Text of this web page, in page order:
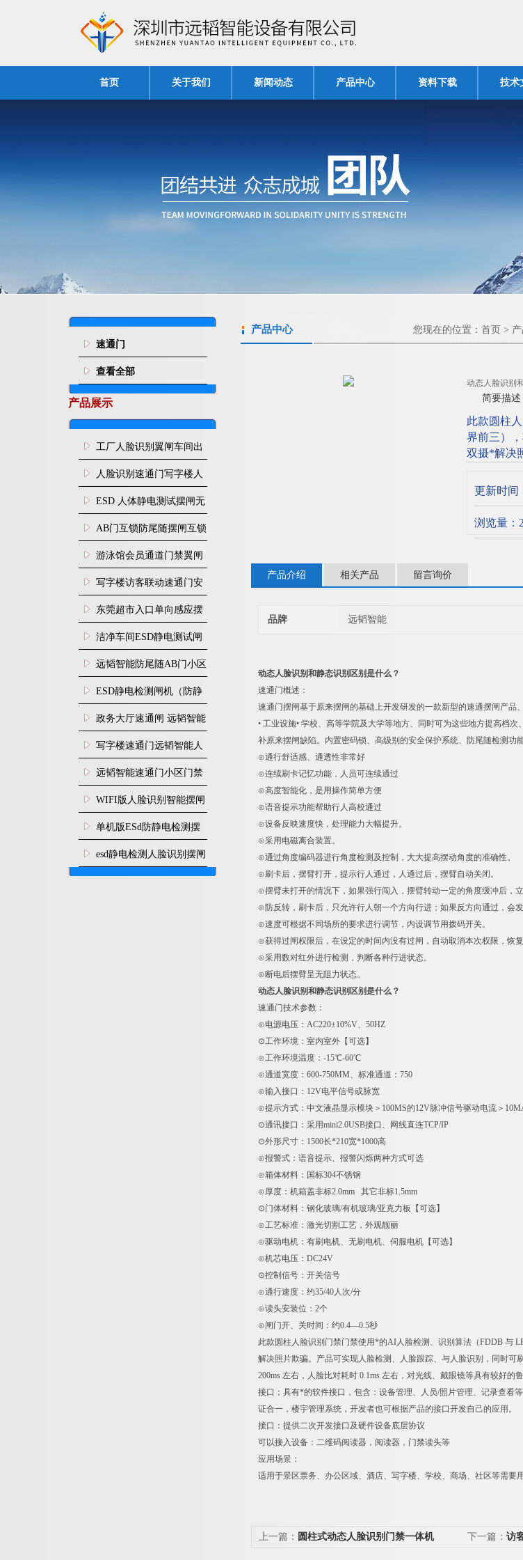
首页 关于我们 新闻动态 产品中心 资料下载 技术
速通门
查看全部
产品展示
工厂人脸识别翼闸车间出
入口人行通道门禁
人脸识别速通门写字楼人
行通道闸门禁设备
ESD 人体静电测试摆闸无
尘车间防静电闸机
AB门互锁防尾随摆闸互锁
闸机
游泳馆会员通道门禁翼闸
写字楼访客联动速通门安
装
东莞超市入口单向感应摆
闸安装
洁净车间ESD静电测试闸
机
远韬智能防尾随AB门小区
门禁闸机安装
​ESD静电检测闸机（防静
电门禁通道系统）
政务大厅速通闸 远韬智能
防尾随静音速通门
写字楼速通门远韬智能人
脸识别快速通道闸
远韬智能速通门小区门禁
闸机食堂消费摆闸
WIFI版人脸识别智能摆闸
机
单机版ESd防静电检测摆
闸机
esd静电检测人脸识别摆闸
安装
产品中心 您现在的位置： 首页 >
动态人脸识别
简要描述
此款圆柱
界前三）
双摄*解决
提取耗时
更新时间
浏览量：
产品介绍 相关产品 留言询价
品牌 远韬智能
动态人脸识别和静态识别区别是什么？
速通门概述：
速通门摆闸基于原来摆闸的基础上开发研发的一款新型的速通摆闸产品
• 工业设施• 学校、高等学院及大学等地方、同时可为这些地方提高档
补原来摆闸缺陷。内置密码锁、高级别的安全保护系统、防尾随检测功能
⊙通行舒适感、通透性非常好
⊙连续刷卡记忆功能，人员可连续通过
⊙高度智能化，是用操作简单方便
⊙语音提示功能帮助行人高校通过
⊙设备反映速度快，处理能力大幅提升。
⊙采用电磁离合装置。
⊙通过角度编码器进行角度检测及控制，大大提高摆动角度的准确性。
⊙刷卡后，摆臂打开，提示行人通过，人通过后，摆臂自动关闭。
⊙摆臂未打开的情况下，如果强行闯入，摆臂转动一定的角度缓冲后，
⊙防反转，刷卡后，只允许行人朝一个方向行进；如果反方向通过，会
⊙速度可根据不同场所的要求进行调节，内设调节用拨码开关。
⊙获得过闸权限后，在设定的时间内没有过闸，自动取消本次权限，恢复
⊙采用数对红外进行检测，判断各种行进状态。
⊙断电后摆臂呈无阻力状态。
动态人脸识别和静态识别区别是什么？
速通门技术参数：
⊙电源电压：AC220±10%V、50HZ
⊙工作环境：室内室外【可选】
⊙工作环境温度：-15℃-60℃
⊙通道宽度：600-750MM、标准通道：750
⊙输入接口：12V电平信号或脉宽
⊙提示方式：中文液晶显示模块＞100MS的12V脉冲信号驱动电流＞
⊙通讯接口：采用mini2.0USB接口、网线直连TCP/IP
⊙外形尺寸：1500长*210宽*1000高
⊙报警式：语音提示、报警闪烁两种方式可选
⊙箱体材料：国标304不锈钢
⊙厚度：机箱盖非标2.0mm 其它非标1.5mm
⊙门体材料：钢化玻璃/有机玻璃/亚克力板【可选】
⊙工艺标准：激光切割工艺，外观靓丽
⊙驱动电机：有刷电机、无刷电机、伺服电机【可选】
⊙机芯电压：DC24V
⊙控制信号：开关信号
⊙通行速度：约35/40人次/分
⊙读头安装位：2个
⊙闸门开、关时间：约0.4—0.5秒
此款圆柱人脸识别门禁门禁使用*的AI人脸检测、识别算法（FDDB 与
解决照片欺骗。产品可实现人脸检测、人脸跟踪、与人脸识别，同时
200ms 左右，人脸比对耗时 0.1ms 左右，对光线、戴眼镜等具有较好
接口；具有*的软件接口，包含：设备管理、人员/照片管理、记录查看
证合一，楼宇管理系统，开发者也可根据产品的接口开发自己的应用。
接口：提供二次开发接口及硬件设备底层协议
可以接入设备：二维码阅读器，阅读器，门禁读头等
应用场景：
适用于景区票务、办公区域、酒店、写字楼、学校、商场、社区等需要
上一篇： 圆柱式动态人脸识别门禁一体机 下一篇： 访